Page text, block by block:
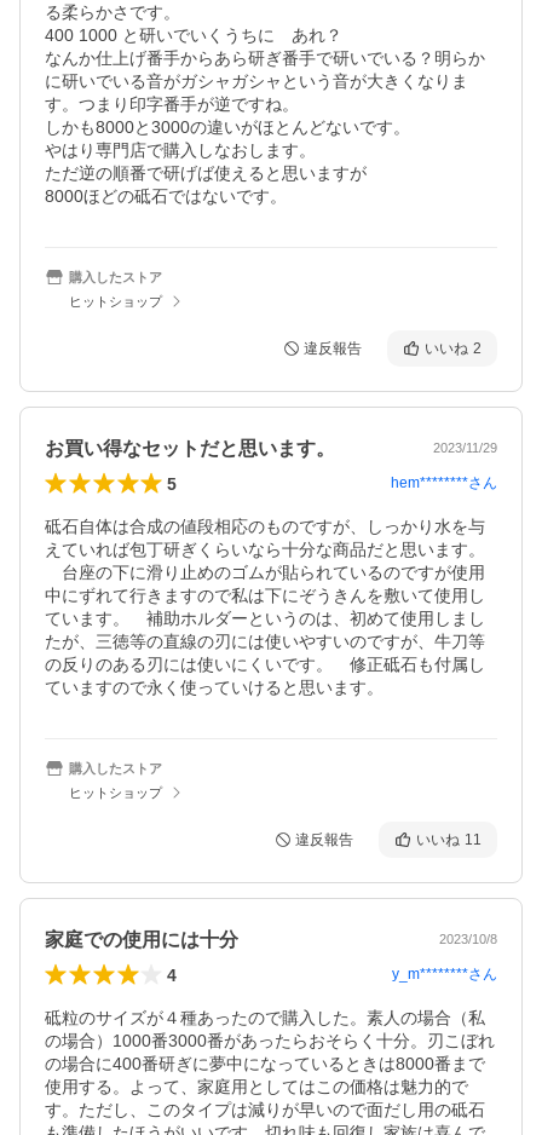
る柔らかさです。
400 1000 と研いでいくうちに　あれ？
なんか仕上げ番手からあら研ぎ番手で研いでいる？明らか
に研いでいる音がガシャガシャという音が大きくなりま
す。つまり印字番手が逆ですね。
しかも8000と3000の違いがほとんどないです。
やはり専門店で購入しなおします。
ただ逆の順番で研げば使えると思いますが
8000ほどの砥石ではないです。
購入したストア
ヒットショップ
違反報告 いいね 2
お買い得なセットだと思います。 2023/11/29
5 hem********さん
砥石自体は合成の値段相応のものですが、しっかり水を与
えていれば包丁研ぎくらいなら十分な商品だと思います。
台座の下に滑り止めのゴムが貼られているのですが使用
中にずれて行きますので私は下にぞうきんを敷いて使用し
ています。　補助ホルダーというのは、初めて使用しまし
たが、三徳等の直線の刃には使いやすいのですが、牛刀等
の反りのある刃には使いにくいです。　修正砥石も付属し
ていますので永く使っていけると思います。
購入したストア
ヒットショップ
違反報告 いいね 11
家庭での使用には十分 2023/10/8
4 y_m********さん
砥粒のサイズが４種あったので購入した。素人の場合（私
の場合）1000番3000番があったらおそらく十分。刃こぼれ
の場合に400番研ぎに夢中になっているときは8000番まで
使用する。よって、家庭用としてはこの価格は魅力的で
す。ただし、このタイプは減りが早いので面だし用の砥石